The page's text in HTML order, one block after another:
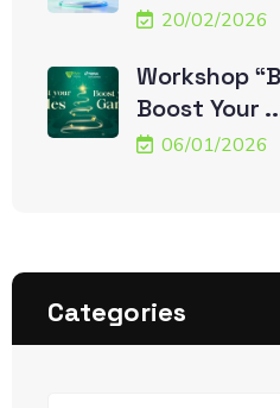
20/02/2026
Workshop
Boost Your
06/01/2026
Categories